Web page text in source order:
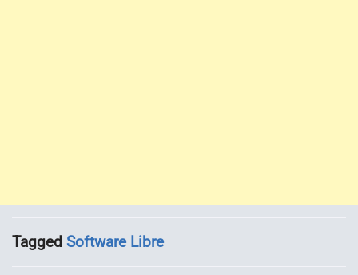
Tagged Software Libre